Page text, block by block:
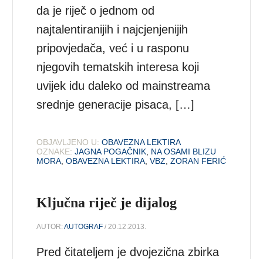
da je riječ o jednom od
najtalentiranijih i najcjenjenijih
pripovjedača, već i u rasponu
njegovih tematskih interesa koji
uvijek idu daleko od mainstreama
srednje generacije pisaca, […]
OBJAVLJENO U: OBAVEZNA LEKTIRA
OZNAKE: JAGNA POGAČNIK NA OSAMI BLIZU
MORA ,OBAVEZNA LEKTIRA ,VBZ ,ZORAN FERIĆ
Ključna riječ je dijalog
AUTOR:AUTOGRAF / 20.12.2013.
Pred čitateljem je dvojezična zbirka